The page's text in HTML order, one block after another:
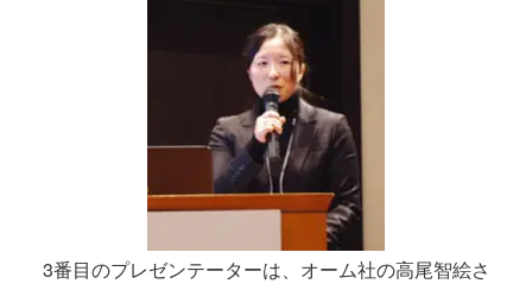
3番目のプレゼンテーターは、オーム社の高尾智絵さ